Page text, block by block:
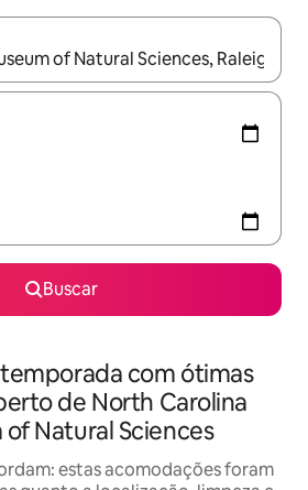
estiverem disponíveis, explore-os
Buscar
com ótimas
de North Carolina
of Natural Sciences
estas acomodações foram